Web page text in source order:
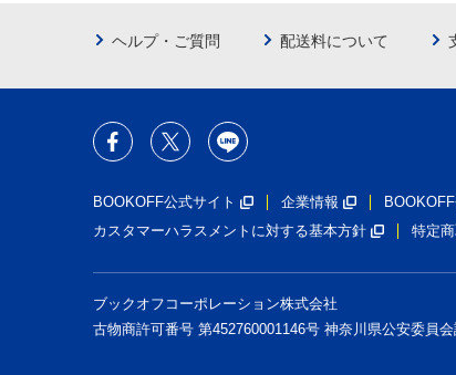
ヘルプ・ご質問 配送料について
BOOKOFF公式サイト 企業情報
カスタマーハラスメントに対する基本方針
特定
ブックオフコーポレーション株式会社
古物商許可番号 第452760001146号 神奈川県公安委員